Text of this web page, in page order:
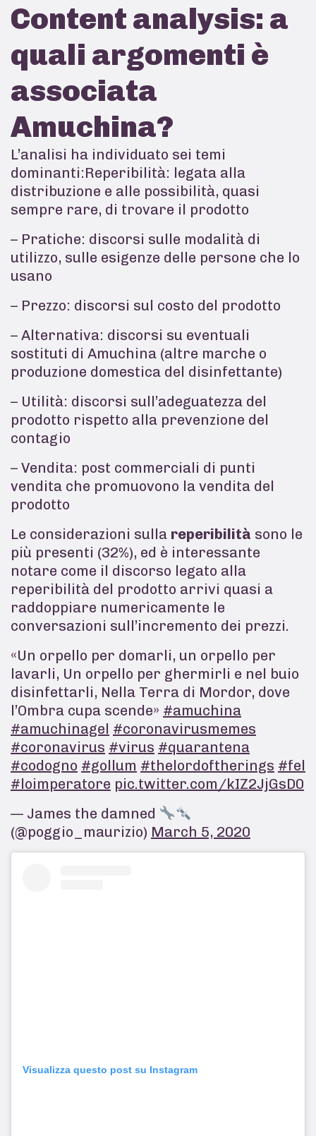
Content analysis: a
quali argomenti è
associata
Amuchina?
L’analisi ha individuato sei temi
dominanti:Reperibilità: legata alla
distribuzione e alle possibilità, quasi
sempre rare, di trovare il prodotto
– Pratiche: discorsi sulle modalità di
utilizzo, sulle esigenze delle persone che lo
usano
– Prezzo: discorsi sul costo del prodotto
– Alternativa: discorsi su eventuali
sostituti di Amuchina (altre marche o
produzione domestica del disinfettante)
– Utilità: discorsi sull’adeguatezza del
prodotto rispetto alla prevenzione del
contagio
– Vendita: post commerciali di punti
vendita che promuovono la vendita del
prodotto
Le considerazioni sulla reperibilità sono le
più presenti (32%), ed è interessante
notare come il discorso legato alla
reperibilità del prodotto arrivi quasi a
raddoppiare numericamente le
conversazioni sull’incremento dei prezzi.
«Un orpello per domarli, un orpello per
lavarli, Un orpello per ghermirli e nel buio
disinfettarli, Nella Terra di Mordor, dove
l’Ombra cupa scende» #amuchina
#amuchinagel #coronavirusmemes
#coronavirus #virus #quarantena
#codogno #gollum #thelordoftherings #fel
#loimperatore pic.twitter.com/kIZ2JjGsD0
— James the damned
(@poggio_maurizio) March 5, 2020
Visualizza questo post su Instagram